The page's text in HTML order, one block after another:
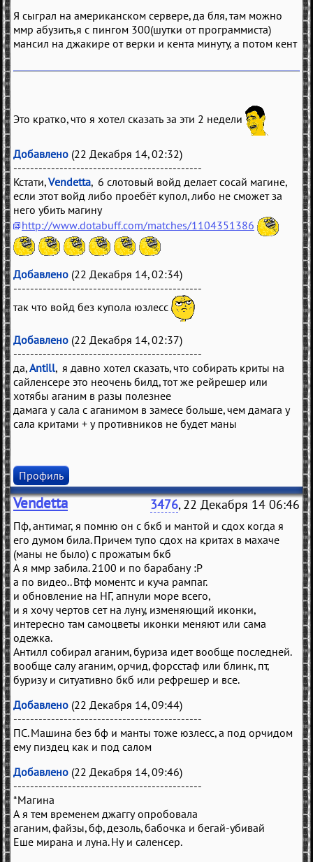
Я сыграл на американском сервере, да бля, там можно
ммр абузить,я с пингом 300(шутки от программиста)
мансил на джакире от верки и кента минуту, а потом кент
Это кратко, что я хотел сказать за эти 2 недели
Добавлено (22 Декабря 14, 02:32)
---------------------------------------------
Кстати,Vendetta, 6 слотовый войд делает сосай магине,
если этот войд либо проебёт купол, либо не сможет за
него убить магину
http://www.dotabuff.com/matches/1104351386
Добавлено (22 Декабря 14, 02:34)
---------------------------------------------
так что войд без купола юзлесс
Добавлено (22 Декабря 14, 02:37)
---------------------------------------------
да,Antill, я давно хотел сказать, что собирать криты на
сайленсере это неочень билд, тот же рейрешер или
хотябы аганим в разы полезнее
дамага у сала с аганимом в замесе больше, чем дамага у
сала критами + у противников не будет маны
Профиль
Vendetta 3476, 22 Декабря 14 06:46
Пф, антимаг, я помню он с бкб и мантой и сдох когда я
его думом била. Причем тупо сдох на критах в махаче
(маны не было) с прожатым бкб
А я ммр забила. 2100 и по барабану :Р
а по видео.. Втф моментс и куча рампаг.
и обновление на НГ, апнули море всего,
и я хочу чертов сет на луну, изменяющий иконки,
интересно там самоцветы иконки меняют или сама
одежка.
Антилл собирал аганим, буриза идет вообще последней.
вообще салу аганим, орчид, форсстаф или блинк, пт,
буризу и ситуативно бкб или рефрешер и все.
Добавлено (22 Декабря 14, 09:44)
---------------------------------------------
ПС. Машина без бф и манты тоже юзлесс, а под орчидом
ему пиздец как и под салом
Добавлено (22 Декабря 14, 09:46)
---------------------------------------------
*Магина
А я тем временем джаггу опробовала
аганим, файзы, бф, дезоль, бабочка и бегай-убивай
Еше мирана и луна. Ну и саленсер.